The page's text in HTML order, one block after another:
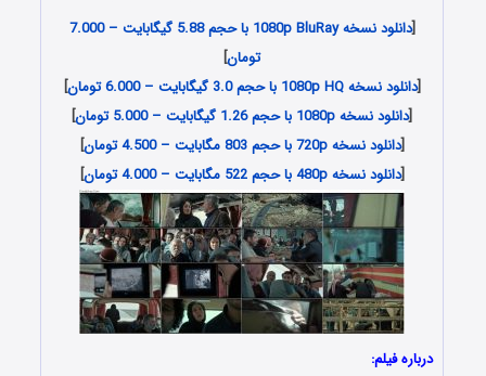
[
دانلود نسخه 1080p BluRay با حجم 5.88 گیگابایت – 7.000
تومان]
[دانلود نسخه 1080p HQ با حجم 3.0 گیگابایت – 6.000 تومان
]
[دانلود نسخه 1080p با حجم 1.26 گیگابایت – 5.000 تومان
]
[دانلود نسخه 720p با حجم 803 مگابایت – 4.500 تومان
]
[دانلود نسخه 480p با حجم 522 مگابایت – 4.000 تومان ]
درباره فیلم: